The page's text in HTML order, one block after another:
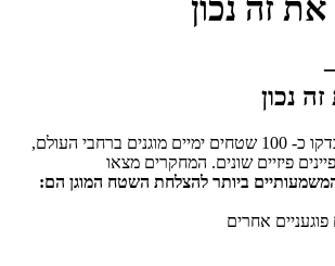
זה נכון
נכון
בדקו כ- 100 שטחים ימיים מוגנים ברחבי העולם,
פיזיים שונים. המחקרים מצאו
ביותר להצלחת השטח המוגן הם: